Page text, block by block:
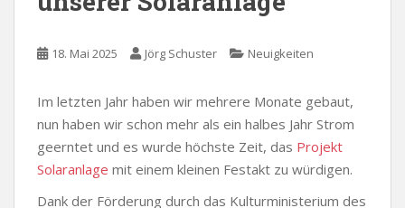
18. Mai 2025 Jörg Schuster Neuigkeiten
Im letzten Jahr haben wir mehrere Monate gebaut,
nun haben wir schon mehr als ein halbes Jahr Strom
geerntet und es wurde höchste Zeit, das Projekt
Solaranlage mit einem kleinen Festakt zu würdigen.
Dank der Förderung durch das Kulturministerium des